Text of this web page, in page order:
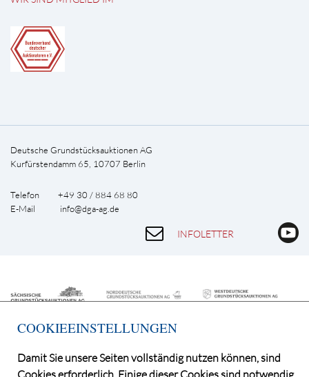
Deutsche Grundstücksauktionen AG
Kurfürstendamm 65, 10707 Berlin
Telefon +49 30 / 884 68 80
E-Mail info@dga-ag.de
INFOLETTER
COOKIEEINSTELLUNGEN
Damit Sie unsere Seiten vollständig nutzen können, sind
Cookies erforderlich. Einige dieser Cookies sind notwendig,